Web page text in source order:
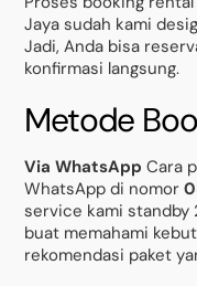
Jaya sudah kami
Jadi, Anda bisa
konfirmasi langsung.
Metode
Via WhatsApp Cara
WhatsApp di nomor
service kami standby
buat memahami
rekomendasi paket